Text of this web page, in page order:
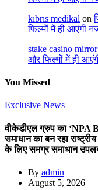
kıbrıs medikal on
फिल्मों में ही आएंगी
stake casino mirror
और फिल्मों में ही
You Missed
Exclusive News
वीकेडीएल ग्रुप का ‘NPA
समाधान का बन रहा
के लिए समग्र समाधान
By admin
August 5, 2026